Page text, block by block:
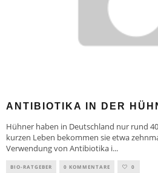
ANTIBIOTIKA IN DER
Hühner haben in Deutschland nur rund
kurzen Leben bekommen sie etwa
Verwendung von Antibiotika i...
BIO-RATGEBER 0 KOMMENTARE 0